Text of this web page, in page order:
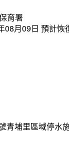
育署
08月09日 預計
青埔里區域停水